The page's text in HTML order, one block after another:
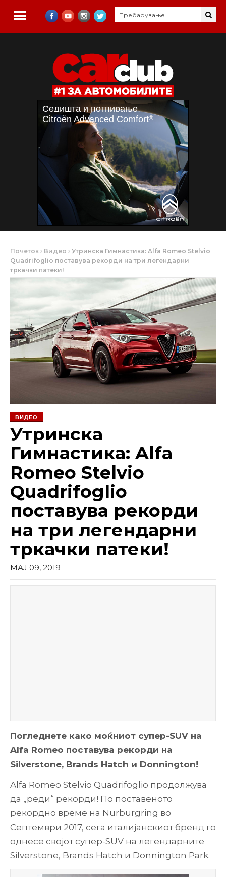
Почеток Видео
Утринска Гимнастика: Alfa Romeo Stelvio
Quadrifoglio поставува рекорди на три легендарни
тркачки патеки!
ВИДЕО
Утринска
Гимнастика: Alfa
Romeo Stelvio
Quadrifoglio
поставува рекорди
на три легендарни
тркачки патеки!
МАЈ 09, 2019
Погледнете како моќниот супер-SUV на
Alfa Romeo поставува рекорди на
Silverstone, Brands Hatch и Donnington!
Alfa Romeo Stelvio Quadrifoglio продолжува
да „реди“ рекорди! По поставеното
рекордно време на Nurburgring во
Септември 2017, сега италијанскиот бренд го
однесе својот супер-SUV на легендарните
Silverstone, Brands Hatch и Donnington Park.